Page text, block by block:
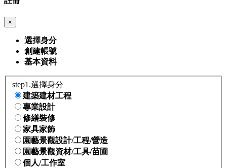
×
選擇身分
創建帳號
基本資料
step1.選擇身分
建築建材工程
專業設計
修繕裝修
家具家飾
園藝景觀設計/工程/營造
園藝景觀資材/工具/苗圃
個人/工作室